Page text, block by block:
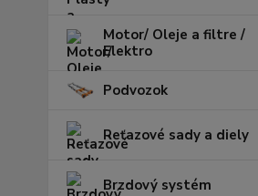
Motor/ Oleje a filtre /
Elektro
Podvozok
Reťazové sady a diely
Brzdový systém